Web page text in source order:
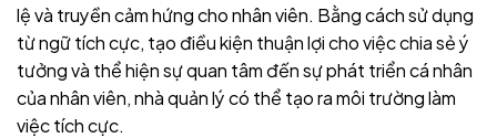
lệ và truyền cảm hứng cho nhân viên. Bằng cách sử dụng
từ ngữ tích cực, tạo điều kiện thuận lợi cho việc chia sẻ ý
tưởng và thể hiện sự quan tâm đến sự phát triển cá nhân
của nhân viên, nhà quản lý có thể tạo ra môi trường làm
việc tích cực.